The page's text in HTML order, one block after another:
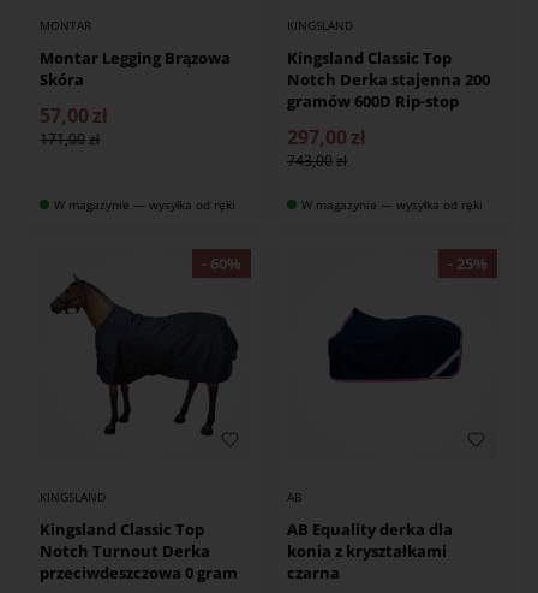
MONTAR
Montar Legging Brązowa
Skóra
57,00 zł
171,00
W magazynie — wysyłka od ręki
KINGSLAND
Kingsland Classic Top
Notch Derka stajenna 200
gramów 600D Rip-stop
297,00 zł
743,00
W magazynie — wysyłka od ręki
KINGSLAND
Kingsland Classic Top
Notch Turnout Derka
przeciwdeszczowa 0 gram
AB
AB Equality derka dla
konia z kryształkami
czarna